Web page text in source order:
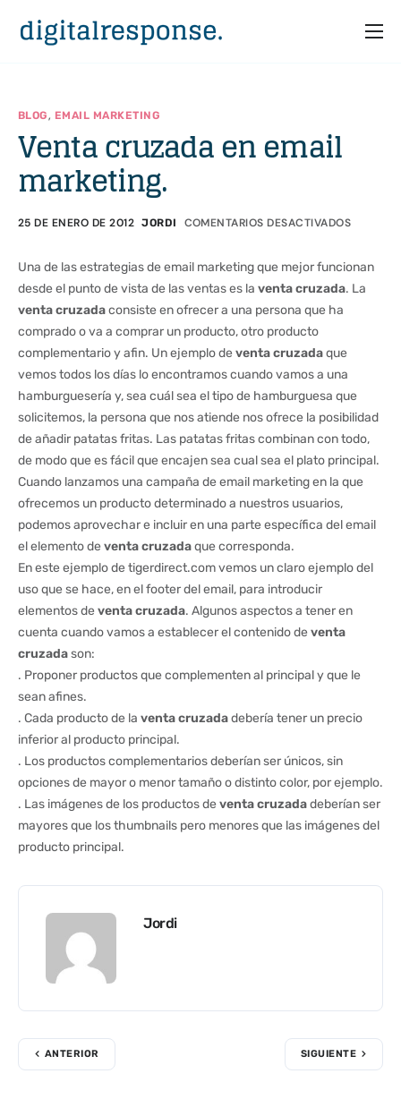
Partners
Casos
BLOG, EMAIL MARKETING
Venta cruzada en email
marketing.
25 DE ENERO DE 2012 JORDI COMENTARIOS DESACTIVADOS
Una de las estrategias de email marketing que mejor funcionan
desde el punto de vista de las ventas es la venta cruzada. La
venta cruzadaconsiste en ofrecer a una persona que ha
comprado o va a comprar un producto, otro producto
complementario y afin. Un ejemplo de venta cruzadaque
vemos todos los días lo encontramos cuando vamos a una
hamburguesería y, sea cuál sea el tipo de hamburguesa que
solicitemos, la persona que nos atiende nos ofrece la posibilidad
de añadir patatas fritas. Las patatas fritas combinan con todo,
de modo que es fácil que encajen sea cual sea el plato principal.
Cuando lanzamos una campaña de email marketing en la que
ofrecemos un producto determinado a nuestros usuarios,
podemos aprovechar e incluir en una parte específica del email
el elemento de venta cruzadaque corresponda.
En este ejemplo de tigerdirect.com vemos un claro ejemplo del
uso que se hace, en el footer del email, para introducir
elementos de venta cruzada. Algunos aspectos a tener en
cuenta cuando vamos a establecer el contenido de venta
cruzadason:
. Proponer productos que complementen al principal y que le
sean afines.
. Cada producto de la venta cruzadadebería tener un precio
inferior al producto principal.
. Los productos complementarios deberían ser únicos, sin
opciones de mayor o menor tamaño o distinto color, por ejemplo.
. Las imágenes de los productos de venta cruzadadeberían ser
mayores que los thumbnails pero menores que las imágenes del
producto principal.
Jordi
ANTERIOR SIGUIENTE